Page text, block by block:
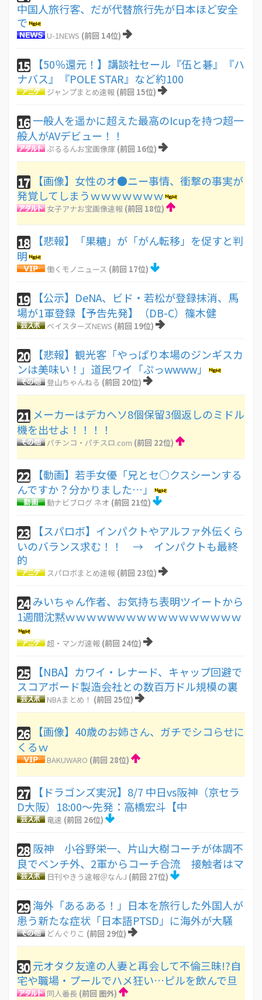
中国人旅行客、だが代替旅行先が日本ほど安全
で
U-1NEWS (前回 14位)
15
【50％還元！】講談社セール『伍と碁』『ハ
ナバス』『POLE STAR』など約100
ジャンプまとめ速報 (前回 15位)
16一般人を遥かに超えた最高のIcupを持つ超一
般人がAVデビュー！！
ぷるるんお宝画像庫 (前回 16位)
17
【画像】女性のオ●ニー事情、衝撃の事実が
発覚してしまうｗｗｗｗｗｗｗ
女子アナお宝画像速報 (前回 18位)
18
【悲報】「果糖」が「がん転移」を促すと判
明
働くモノニュース (前回 17位)
19
【公示】DeNA、ビド・若松が登録抹消、馬
場が1軍登録【予告先発】（DB-C）篠木健
ベイスターズNEWS (前回 19位)
20
【悲報】観光客「やっぱり本場のジンギスカ
ンは美味い！」道民ワイ「ぷっwwww」
登山ちゃんねる (前回 20位)
21 メーカーはデカヘソ8個保留3個返しのミドル
機を出せよ！！！！
パチンコ・パチスロ.com (前回 22位)
22
【動画】若手女優「兄とセ○クスシーンする
んですか？分かりました…」
動ナビブログ ネオ (前回 21位)
23
【スパロボ】インパクトやアルファ外伝くら
いのバランス求む！！ → インパクトも最終
的
スパロボまとめ速報 (前回 23位)
24 みいちゃん作者、お気持ち表明ツイートから
1週間沈黙ｗｗｗｗwｗｗｗｗｗｗｗｗｗｗｗｗ
超・マンガ速報 (前回 24位)
25
【NBA】カワイ・レナード、キャップ回避で
スコアボード製造会社との数百万ドル規模の裏
NBAまとめ！ (前回 25位)
26
【画像】40歳のお姉さん、ガチでシコらせに
くるｗ
BAKUWARO (前回 28位)
27
【ドラゴンズ実況】8/7 中日vs阪神（京セラ
D大阪）18:00～先発：高橋宏斗【中
竜速 (前回 26位)
28 阪神 小谷野栄一、片山大樹コーチが体調不
良でベンチ外、2軍からコーチ合流 接触者はマ
日刊やきう速報＠なんJ (前回 27位)
29 海外「あるある！」日本を旅行した外国人が
患う新たな症状「日本語PTSD」に海外が大騒
どんぐりこ (前回 29位)
30 元オタク友達の人妻と再会して不倫三昧!?自
宅や職場・プールでハメ狂い…ピルを飲んで旦
同人番長 (前回 圏外)